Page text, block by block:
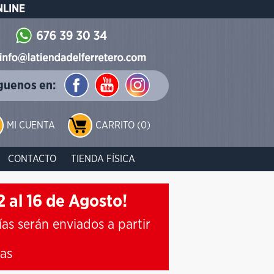
en:
MI CUENTA CARRITO (0)
CONTACTO TIENDA FÍSICA
al 16 de Agosto!
serán enviados a partir